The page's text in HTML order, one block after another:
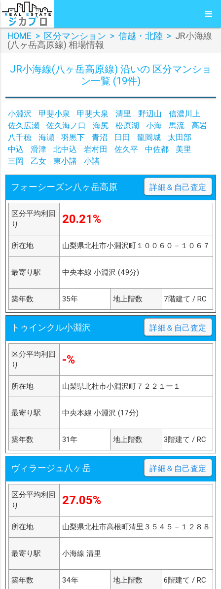
HOME > 区分マンション > 信越・北陸 > JR小海線
(八ヶ岳高原線) 相場情報
JR小海線(八ヶ岳高原線) 沿いの 区分マンショ
ン一覧 (19件)
小淵沢 甲斐小泉 甲斐大泉 清里 野辺山
信濃川上
佐久広瀬
佐久海ノ口 海尻 松原湖 小海 馬流
高岩
八千穂
海瀬 羽黒下 青沼 臼田 龍岡城
太田部
中込
滑津 北中込 岩村田 佐久平 中佐都
美里
三岡
乙女 東小諸 小諸
フォーシーズン八ヶ岳高原 詳細＆自己査定
区分平均利回
り
20.21%
所在地 山梨県北杜市小淵沢町１００６０－１０６７
最寄り駅 中央本線 小淵沢 (49分)
築年数 35年 地上階数 7階建て / RC
トゥインクル小淵沢 詳細＆自己査定
区分平均利回
り
-%
所在地 山梨県北杜市小淵沢町７２２１ー１
最寄り駅 中央本線 小淵沢 (17分)
築年数 31年 地上階数 3階建て / RC
ヴィラージュ八ヶ岳 詳細＆自己査定
区分平均利回
り
27.05%
所在地 山梨県北杜市高根町清里３５４５－１２８８
最寄り駅 小海線 清里
築年数 34年 地上階数 6階建て / RC